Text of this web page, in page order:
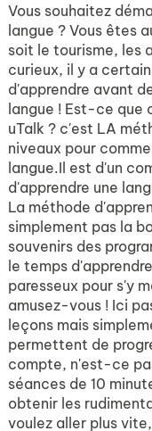
Vous souhaitez
langue ? Vous êtes
soit le tourisme, les
curieux, il y a
d'apprendre avant
langue ! Est-ce que
uTalk ? c'est LA
niveaux pour
langue.Il est d'un
d'apprendre une
La méthode
simplement pas la
souvenirs des
le temps
paresseux pour s'y
amusez-vous ! Ici
leçons mais
permettent de
compte, n'est-ce
séances de 10
obtenir les
voulez aller plus